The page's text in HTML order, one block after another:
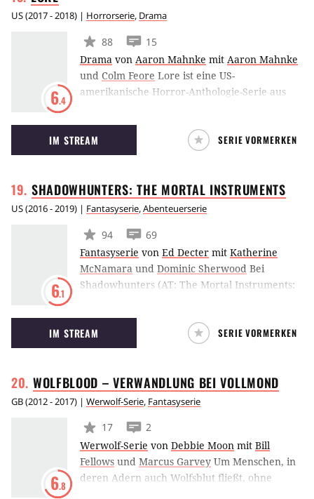
US(2017 - 2018) | Horrorserie, Drama
6.4
88
15
Drama von Aaron Mahnke mit Aaron Mahnke
und Colm Feore Lore ist eine US-
amerikanische Horror-Anthologie-Serie aus
dem gleichnamigen Podcast von Aaron
Mahnke, der auch als Creator der Serien-
Umsetzung fungierte. Erzählt werden diverse
Horror Story.
IM STREAM SERIE VORMERKEN
SHADOWHUNTERS: THE MORTAL INSTRUMENTS
US(2016 - 2019) | Fantasyserie,Abenteuerserie
6.1
94
69
Fantasyserie von Ed Decter mit Katherine
McNamara und Dominic Sherwood Bei
Shadowhunters (AT: The Mortal Instruments:
Serienadaption, die auf der Romanreihe
Chroniken der Unterwelt von Cassandra Clare
basiert.
IM STREAM SERIE VORMERKEN
WOLFBLOOD – VERWANDLUNG BEIVOLLMOND
GB(2012 - 2017) | Werwolf-Serie, Fantasyserie
6.8
17
2
Werwolf-Serie von Debbie Moon mit Bill
Fellows und Marcus Garvey Um Menschen, in
deren Adern auch Wolfsblut fließt, ohne